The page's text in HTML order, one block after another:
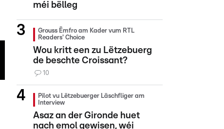
méi bëlleg
Grouss Ëmfro am Kader vum RTL
Readers' Choice
Wou kritt een zu Lëtzebuerg
de beschte Croissant?
10
Pilot vu Lëtzebuerger Läschfliger am
Interview
Asaz an der Gironde huet
nach emol gewisen, wéi